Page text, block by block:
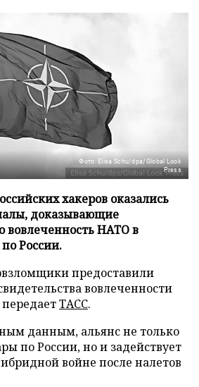
Фото: Elisa Schu/dpa/Global Look
Press
хакеров оказались
доказывающие
вовлеченность НАТО в
России.
предоставили
вовлеченности
ТАСС.
данным, альянс не только
по России, но и задействует
войне после налетов